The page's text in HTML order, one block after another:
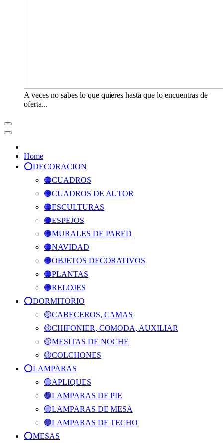
A veces no sabes lo que quieres hasta que lo encuentras de
oferta...
Home
⭕️DECORACION
🟠CUADROS
🟠CUADROS DE AUTOR
🟠ESCULTURAS
🟠ESPEJOS
🟠MURALES DE PARED
🟠NAVIDAD
🟠OBJETOS DECORATIVOS
🟠PLANTAS
🟠RELOJES
⭕️DORMITORIO
🟡CABECEROS, CAMAS
🟡CHIFONIER, COMODA, AUXILIAR
🟡MESITAS DE NOCHE
🟡COLCHONES
⭕️LAMPARAS
🟢APLIQUES
🟢LAMPARAS DE PIE
🟢LAMPARAS DE MESA
🟢LAMPARAS DE TECHO
⭕️MESAS